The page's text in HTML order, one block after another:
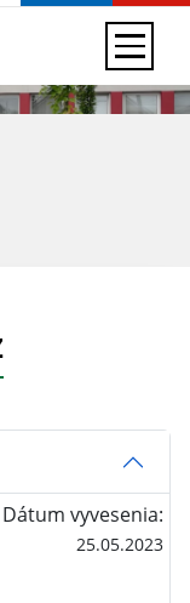
Dátum vyvesenia:
25.05.2023